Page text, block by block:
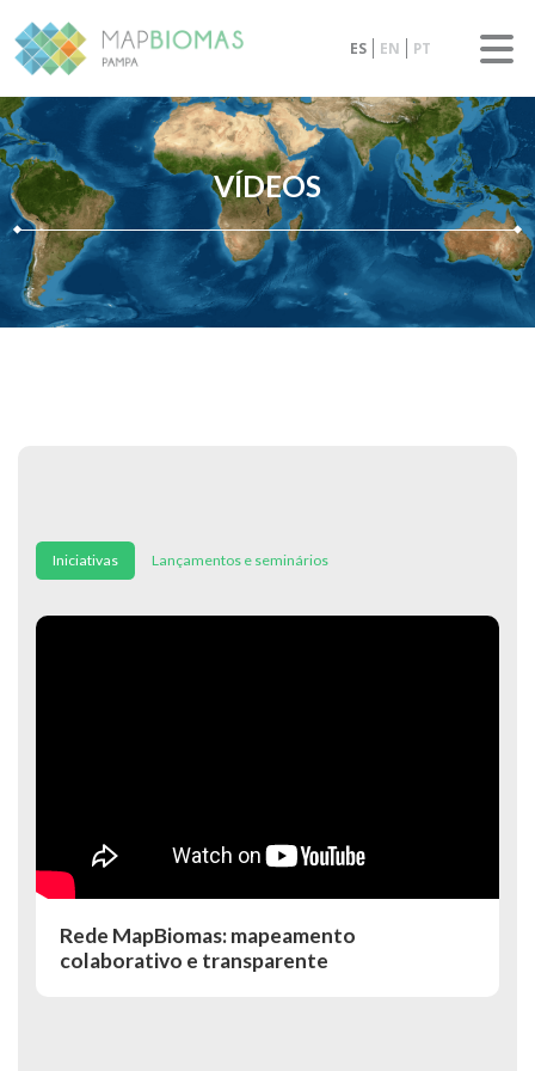
ES EN PT
VÍDEOS
Iniciativas Lançamentos e seminários
Rede MapBiomas: mapeamento
colaborativo e transparente